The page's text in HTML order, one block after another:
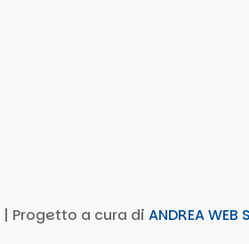
| Progetto a cura di ANDREA WEB